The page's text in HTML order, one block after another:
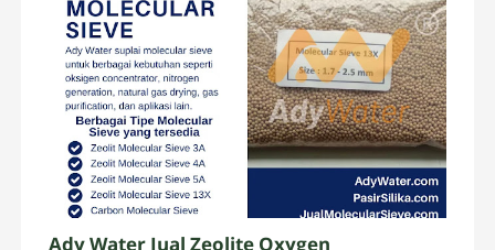
Ady Water Jual Zeolite Oxygen